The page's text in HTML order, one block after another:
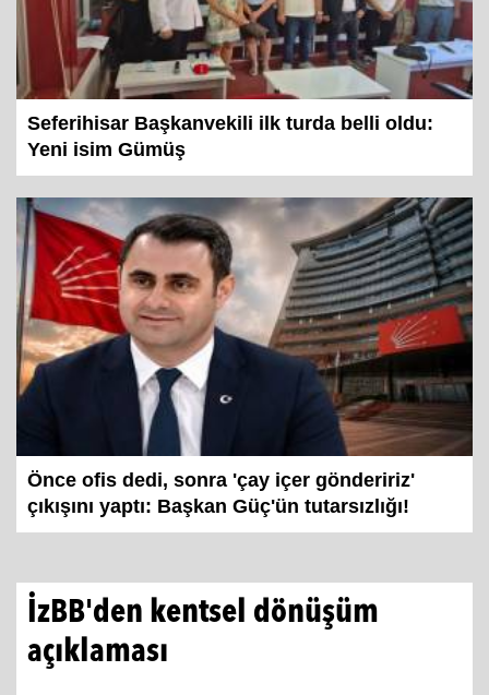
Seferihisar Başkanvekili ilk turda belli oldu:
Yeni isim Gümüş
Önce ofis dedi, sonra 'çay içer göndeririz'
çıkışını yaptı: Başkan Güç'ün tutarsızlığı!
İzBB'den kentsel dönüşüm
açıklaması